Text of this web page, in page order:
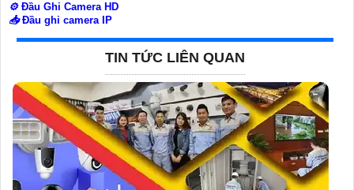
⚙️Đầu Ghi Camera HD
📥Đầu ghi camera IP
TIN TỨC LIÊN QUAN